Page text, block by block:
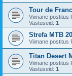
Tour de
Viimane postitus
Vastuseid: 1
Strefa MTB
Viimane postitus
Titan Desert
Viimane postitus
Vastuseid: 1